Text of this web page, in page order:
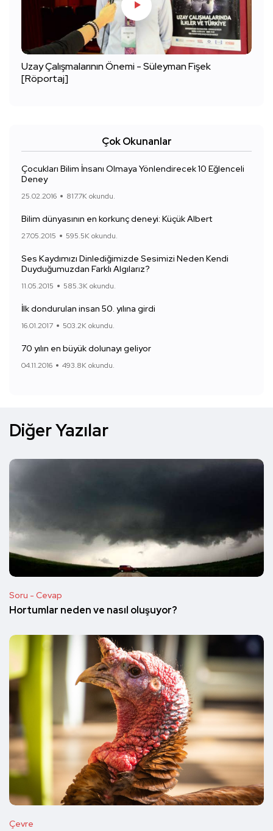
Uzay Çalışmalarının Önemi - Süleyman Fişek
[Röportaj]
Çok Okunanlar
Çocukları Bilim İnsanı Olmaya Yönlendirecek 10 Eğlenceli
Deney
25.02.2016 817.7K okundu.
Bilim dünyasının en korkunç deneyi: Küçük Albert
27.05.2015 595.5K okundu.
Ses Kaydımızı Dinlediğimizde Sesimizi Neden Kendi
Duyduğumuzdan Farklı Algılarız?
11.05.2015 585.3K okundu.
İlk dondurulan insan 50. yılına girdi
16.01.2017 503.2K okundu.
70 yılın en büyük dolunayı geliyor
04.11.2016 493.8K okundu.
Diğer Yazılar
Soru - Cevap
Hortumlar neden ve nasıl oluşuyor?
Çevre